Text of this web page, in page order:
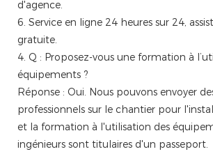
d'agence.
6. Service en ligne 24 heures sur 24,
gratuite.
4. Q : Proposez-vous une formation à
équipements ?
Réponse : Oui. Nous pouvons envoyer
professionnels sur le chantier pour
et la formation à l'utilisation des
ingénieurs sont titulaires d'un passeport.